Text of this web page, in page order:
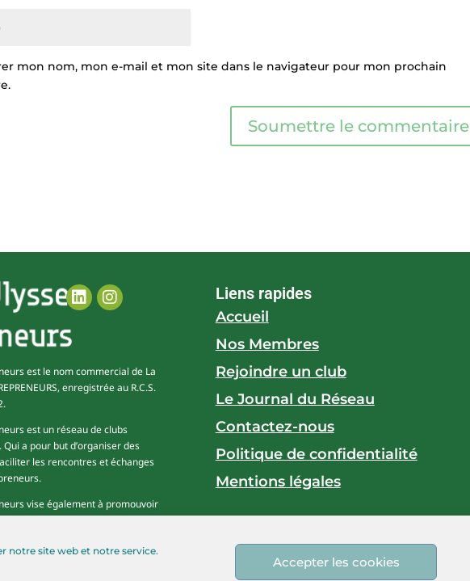
notre site web et notre service.
Accepter les cookies
mon nom, mon e-mail et mon site dans le navigateur pour mon prochain
Soumettre le commentaire
est le nom commercial de La
enregistrée au R.C.S.
est un réseau de clubs
a pour but d’organiser des
les rencontres et échanges
vise également à promouvoir
Liens rapides
Accueil
Nos Membres
Rejoindre un club
Le Journal du Réseau
Contactez-nous
Politique de confidentialité
Mentions légales